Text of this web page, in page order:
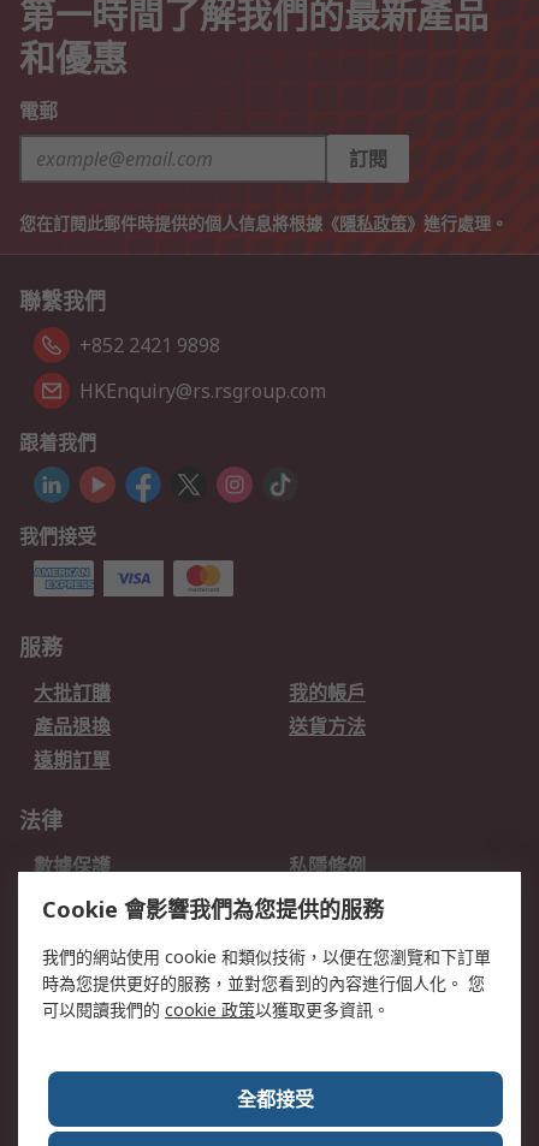
第一時間了解我們的最新產品
和優惠
電郵
訂閱
您在訂閱此郵件時提供的個人信息將根據《隱私政策》進行處理。
聯繫我們
+852 2421 9898
HKEnquiry@rs.rsgroup.com
跟着我們
我們接受
服務
大批訂購
我的帳戶
產品退換
送貨方法
遠期訂單
法律
數據保護
私隱條例
網站條款
郵件安全
關於RS
全球辦事處
加入我們
關於RS
Cookie 會影響我們為您提供的服務
我們的網站使用 cookie 和類似技術，以便在您瀏覽和下訂單
時為您提供更好的服務，並對您看到的內容進行個人化。 您
可以閱讀我們的 cookie 政策以獲取更多資訊。
全都接受